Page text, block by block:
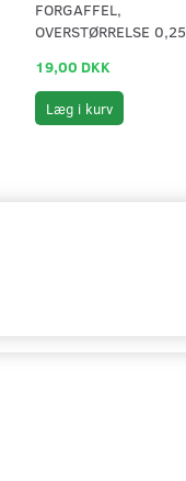
FORGAFFEL,
OVERSTØRRELSE 0,25
19,00 DKK
Læg i kurv